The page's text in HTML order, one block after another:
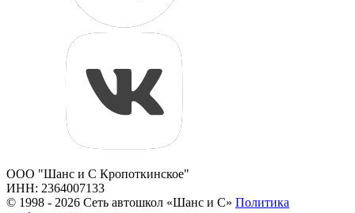
ООО "Шанс и С Кропоткинское"
ИНН: 2364007133
© 1998 - 2026 Сеть автошкол «Шанс и С» Политика